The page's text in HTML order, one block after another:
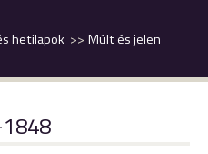
Múlt és jelen
hetilapok